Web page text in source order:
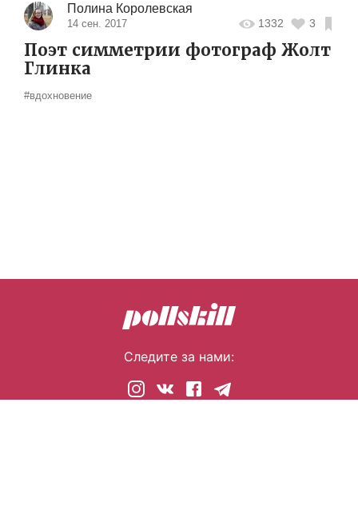
Полина Королевская
14 сен. 2017 1332 3
Поэт симметрии фотограф Жолт
Глинка
#вдохновение
Следите за нами: